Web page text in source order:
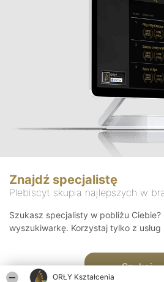
ORŁY Kształcenia
Znajdź specjalistę
Plebiscyt skupia najlepszych w
Szukasz specjalisty w pobliżu
wyszukiwarkę. Korzystaj tylko z usług
Szukaj